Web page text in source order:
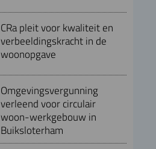
CRa pleit voor kwaliteit en
verbeeldingskracht in de
woonopgave
Omgevingsvergunning
verleend voor circulair
woon-werkgebouw in
Buiksloterham